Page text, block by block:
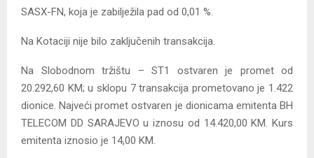
SASX-FN, koja je zabilježila pad od 0,01 %.
Na Kotaciji nije bilo zaključenih transakcija.
Na Slobodnom tržištu – ST1 ostvaren je promet od
20.292,60 KM; u sklopu 7 transakcija prometovano je 1.422
dionice. Najveći promet ostvaren je dionicama emitenta BH
TELECOM DD SARAJEVO u iznosu od 14.420,00 KM. Kurs
emitenta iznosio je 14,00 KM.